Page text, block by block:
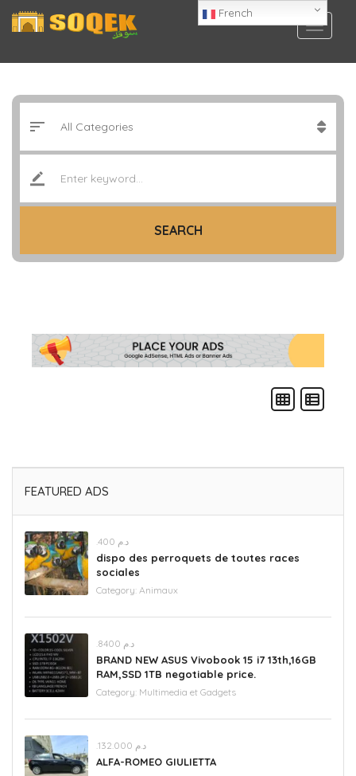
SEARCH
FEATURED ADS
.د.م 400
dispo des perroquets de toutes races
sociales
Category: Animaux
.د.م 8400
BRAND NEW ASUS Vivobook 15 i7 13th,16GB
RAM,SSD 1TB negotiable price.
Category: Multimedia et Gadgets
.د.م 132.000
ALFA-ROMEO GIULIETTA
French